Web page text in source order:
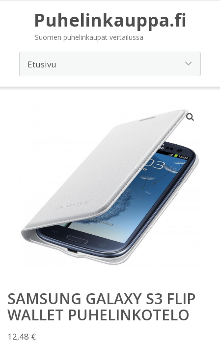
Puhelinkauppa.fi
Suomen puhelinkaupat vertailussa
SAMSUNG GALAXY S3 FLIP
WALLET PUHELINKOTELO
12,48 €